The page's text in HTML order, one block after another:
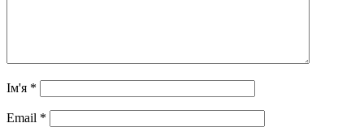
Ім'я *
Email *